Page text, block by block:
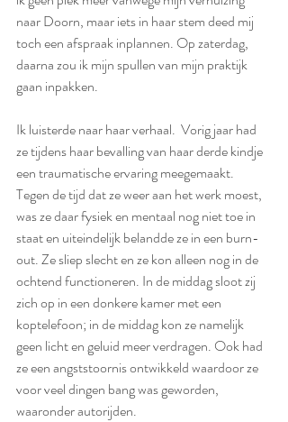
naar Doorn, maar iets in haar stem deed mij
toch een afspraak inplannen. Op zaterdag,
daarna zou ik mijn spullen van mijn praktijk
gaan inpakken.
Ik luisterde naar haar verhaal.  Vorig jaar had
ze tijdens haar bevalling van haar derde kindje
een traumatische ervaring meegemaakt.
Tegen de tijd dat ze weer aan het werk moest,
was ze daar fysiek en mentaal nog niet toe in
staat en uiteindelijk belandde ze in een burn-
out. Ze sliep slecht en ze kon alleen nog in de
ochtend functioneren. In de middag sloot zij
zich op in een donkere kamer met een
koptelefoon; in de middag kon ze namelijk
geen licht en geluid meer verdragen. Ook had
ze een angststoornis ontwikkeld waardoor ze
voor veel dingen bang was geworden,
waaronder autorijden.